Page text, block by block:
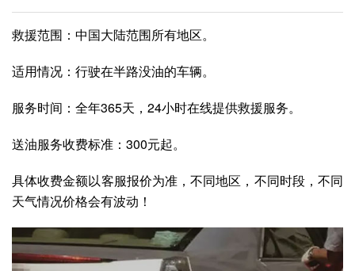
救援范围：中国大陆范围所有地区。
适用情况：行驶在半路没油的车辆。
服务时间：全年365天，24小时在线提供救援服务。
送油服务收费标准：300元起。
具体收费金额以客服报价为准，不同地区，不同时段，不同
天气情况价格会有波动！